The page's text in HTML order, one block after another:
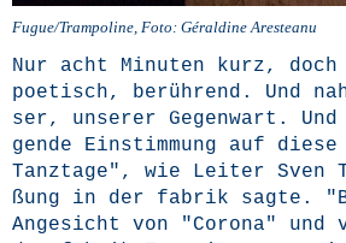
Fugue/Trampoline, Foto: Géral­di­ne Aresteanu
Nur acht Minu­ten kurz,
poe­tisch, berüh­rend. Und
ser, unse­rer Gegen­wart.
gen­de Ein­stim­mung auf
Tanz­ta­ge", wie Lei­ter
ßung in der fabrik sag­te.
Ange­sicht von "Coro­na"